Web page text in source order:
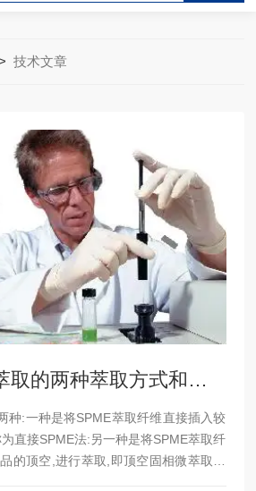
技术文章
spme固相微萃取的两种萃取方式和原理详细介绍
种:一种是将SPME萃取纤维直接插入较
直接SPME法:另一种是将SPME萃取纤
的顶空,进行萃取,即顶空固相微萃取法